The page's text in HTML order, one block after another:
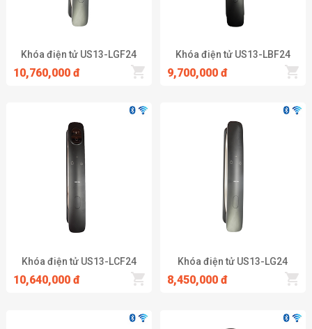
Khóa điện tử US13-LGF24
10,760,000 đ
Khóa điện tử US13-LBF24
9,700,000 đ
Khóa điện tử US13-LCF24
10,640,000 đ
Khóa điện tử US13-LG24
8,450,000 đ